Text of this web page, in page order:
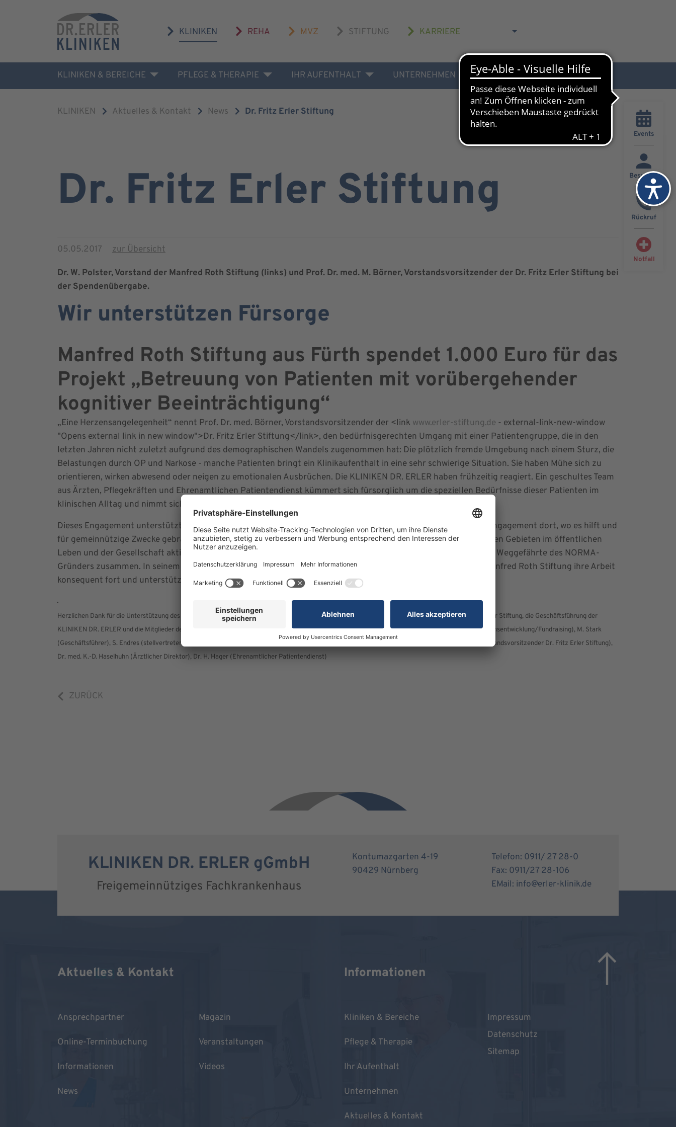
KLINIKEN REHA MVZ STIFTUNG KARRIERE
KLINIKEN & BEREICHE PFLEGE & THERAPIE IHR AUFENTHALT UNTERNEHMEN AKTUELLES & KONTAKT
Events
Besucher
Rückruf
Notfall
KLINIKEN Aktuelles & Kontakt News Dr. Fritz Erler Stiftung
Dr. Fritz Erler Stiftung
05.05.2017 zur Übersicht
Dr. W. Polster, Vorstand der Manfred Roth Stiftung (links) und Prof. Dr. med. M. Börner, Vorstandsvorsitzender der Dr. Fritz Erler Stiftung bei
der Spendenübergabe.
Wir unterstützen Fürsorge
Manfred Roth Stiftung aus Fürth spendet 1.000 Euro für das
Projekt „Betreuung von Patienten mit vorübergehender
kognitiver Beeinträchtigung“
„Eine Herzensangelegenheit“ nennt Prof. Dr. med. Börner, Vorstandsvorsitzender der <link www.erler-stiftung.de - external-link-new-window
"Opens external link in new window">Dr. Fritz Erler Stiftung</link>, den bedürfnisgerechten Umgang mit einer Patientengruppe, die in den
letzten Jahren nicht zuletzt aufgrund des demographischen Wandels zugenommen hat: Die plötzlich fremde Umgebung nach einem Sturz, die
Belastungen durch OP und Narkose - manche Patienten bringt ein Klinikaufenthalt in eine sehr schwierige Situation. Sie haben Mühe sich zu
orientieren, wirken abwesend oder neigen zu emotionalen Ausbrüchen. Die KLINIKEN DR. ERLER haben frühzeitig reagiert. Ein geschultes Team
aus Ärzten, Pflegekräften und Ehrenamtlichen Patientendienst kümmert sich fürsorglich um die speziellen Bedürfnisse dieser Patienten im
klinischen Alltag und nimmt sich viel Zeit, um Ängste abzubauen und Sorgen zu lindern.
Dieses Engagement unterstützt nun die Manfred Roth Stiftung mit einer Spende von 1.000 Euro. „Finanzielles Engagement dort, wo es hilft und
für gemeinnützige Zwecke gebraucht wird – für die Manfred Roth Stiftung ist es selbstverständlich auf zahlreichen Gebieten im öffentlichen
Leben und der Gesellschaft aktiv zu sein“, fasst Vorstand Dr. Wilhelm Polster, selbst ein langjährigen Freund und Weggefährte des NORMA-
Gründers zusammen. In seinem Sinne setzt die nach dem 2010 verstorbenen Fürther Unternehmer benannte Manfred Roth Stiftung ihre Arbeit
konsequent fort und unterstützt soziale, kulturelle, bildungsfördernde und wissenschaftliche Einrichtungen.
Herzlichen Dank für die Unterstützung des Projekts "Betreuung von patienten mit vorübergehender kognitiver Beeinträchtigung" sagen die Dr. Fritz Erler Stiftung, die Geschäftsführung der
KLINIKEN DR. ERLER und die Mitglieder der Projektgruppe! v.l.n.r. S. Dedjban (stellvertretende Geschäftsführerin), A. Saemann-Ischenko (Unternehmensentwicklung/Fundraising), M. Stark
(Geschäftsführer), S. Endres (stellvertretende Pflegedienstleitung), Dr. W. Polster (Vorsitzender Manfred Roth Stiftung), Prof. Dr. med. M. Börner (Vorstandsvorsitzender Dr. Fritz Erler Stiftung),
Dr. med. K.-D. Haselhuhn (Ärztlicher Direktor), Dr. H. Hager (Ehrenamtlicher Patientendienst)
ZURÜCK
KLINIKEN DR. ERLER gGmbH
Freigemeinnütziges Fachkrankenhaus
Kontumazgarten 4-19
90429 Nürnberg
Telefon: 0911/ 27 28-0
Fax: 0911/27 28-106
EMail: info@erler-klinik.de
Aktuelles & Kontakt
Ansprechpartner
Online-Terminbuchung
Informationen
News
Magazin
Veranstaltungen
Videos
Informationen
Kliniken & Bereiche
Pflege & Therapie
Ihr Aufenthalt
Unternehmen
Aktuelles & Kontakt
Impressum
Datenschutz
Sitemap